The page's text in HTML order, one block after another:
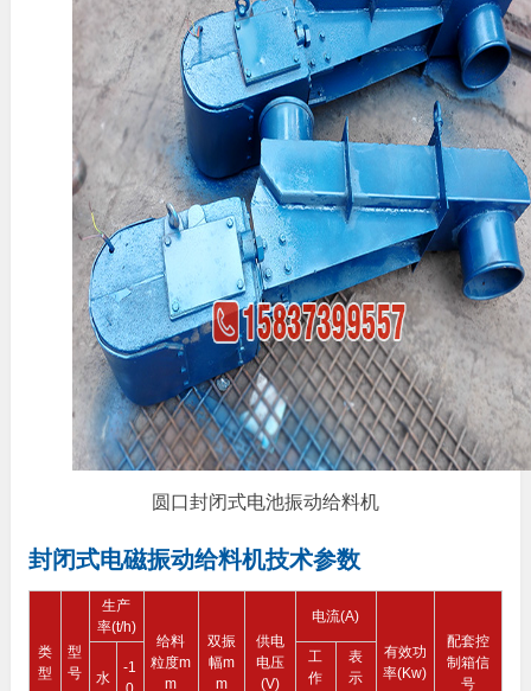
圆口封闭式电池振动给料机
封闭式电磁振动给料机技术参数
类
型
型
号
生产
率(t/h)
给料
粒度m
m
双振
幅m
m
供电
电压
(V)
电流(A)
有效功
率(Kw)
配套控
制箱信
号
水
-1
工
作
表
示